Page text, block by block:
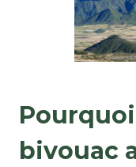
bivouac